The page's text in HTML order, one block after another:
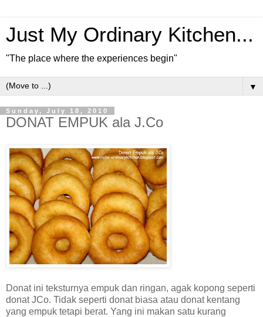
Just My Ordinary Kitchen...
"The place where the experiences begin"
▼
Sunday, July 18, 2010
DONAT EMPUK ala J.Co
Donat ini teksturnya empuk dan ringan, agak kopong seperti
donat JCo. Tidak seperti donat biasa atau donat kentang
yang empuk tetapi berat. Yang ini makan satu kurang